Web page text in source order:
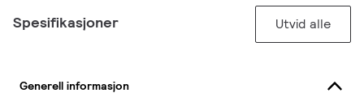
Spesifikasjoner Utvid alle
Generell informasjon